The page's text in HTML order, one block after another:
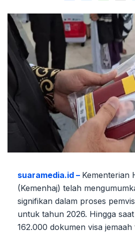
suaramedia.id – Kementerian
(Kemenhaj) telah
signifikan dalam proses
untuk tahun 2026. Hingga
162.000 dokumen visa